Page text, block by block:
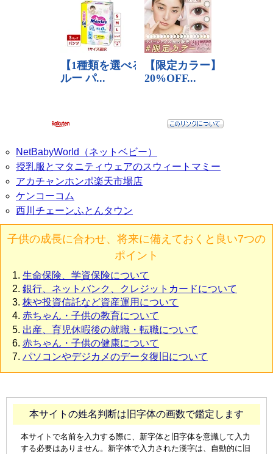
NetBabyWorld（ネットベビー）
授乳服とマタニティウェアのスウィートマミー
アカチャンホンポ楽天市場店
ケンコーコム
西川チェーンふとんタウン
子供の成長に合わせ、将来に備えておくと良い7つの
ポイント
生命保険、学資保険について
銀行、ネットバンク、クレジットカードについて
株や投資信託など資産運用について
赤ちゃん・子供の教育について
出産、育児休暇後の就職・転職について
赤ちゃん・子供の健康について
パソコンやデジカメのデータ復旧について
本サイトの姓名判断は旧字体の画数で鑑定します
本サイトで名前を入力する際に、新字体と旧字体を意識して入力
する必要はありません。新字体で入力された漢字は、自動的に旧